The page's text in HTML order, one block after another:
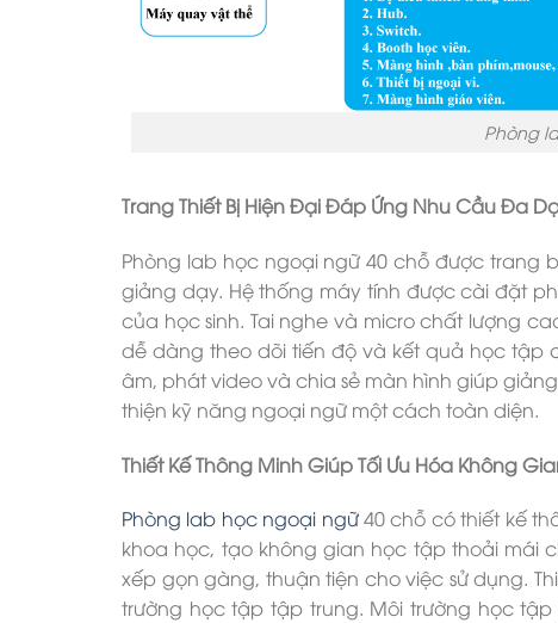
Phòng
Trang Thiết Bị Hiện Đại Đáp Ứng Nhu Cầu Đa
Phòng lab học ngoại ngữ 40 chỗ được trang
giảng dạy. Hệ thống máy tính được cài đặt
của học sinh. Tai nghe và micro chất lượng
dễ dàng theo dõi tiến độ và kết quả học tập
âm, phát video và chia sẻ màn hình giúp
thiện kỹ năng ngoại ngữ một cách toàn diện.
Thiết Kế Thông Minh Giúp Tối Ưu Hóa Không
Phòng lab học ngoại ngữ40 chỗ có thiết kế
khoa học, tạo không gian học tập thoải mái
xếp gọn gàng, thuận tiện cho việc sử dụng.
trường học tập tập trung. Môi trường học